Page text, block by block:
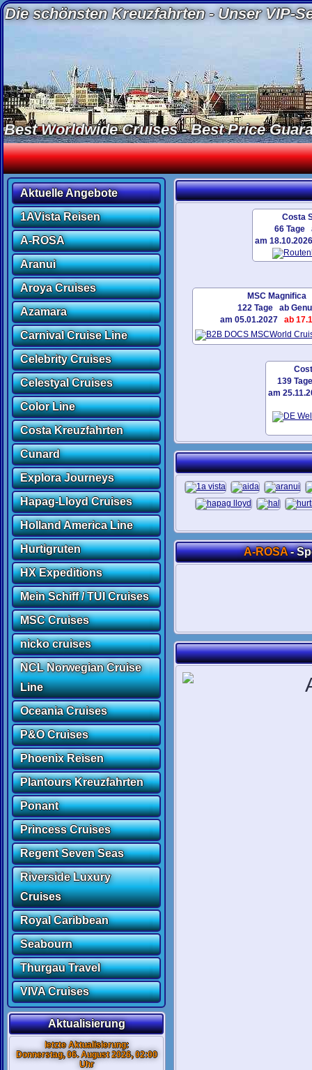
Die schönsten Kreuzfahrten - Unser VIP-
Best Worldwide Cruises - Best Price
Aktuelle Angebote
1AVista Reisen
A-ROSA
Aranui
Aroya Cruises
Azamara
Carnival Cruise Line
Celebrity Cruises
Celestyal Cruises
Color Line
Costa Kreuzfahrten
Cunard
Explora Journeys
Hapag-Lloyd Cruises
Holland America Line
Hurtigruten
HX Expeditions
Mein Schiff / TUI Cruises
MSC Cruises
nicko cruises
NCL Norwegian Cruise
Line
Oceania Cruises
P&O Cruises
Phoenix Reisen
Plantours Kreuzfahrten
Ponant
Princess Cruises
Regent Seven Seas
Riverside Luxury
Cruises
Royal Caribbean
Seabourn
Thurgau Travel
VIVA Cruises
Aktualisierung
letzte Aktualisierung:
Donnerstag, 06. August 2026, 02:00
Uhr
Costa
66 Tage
am
MSC Magnifica
122 Tage ab
am 05.01.2027 ab
139
am
A-ROSA-